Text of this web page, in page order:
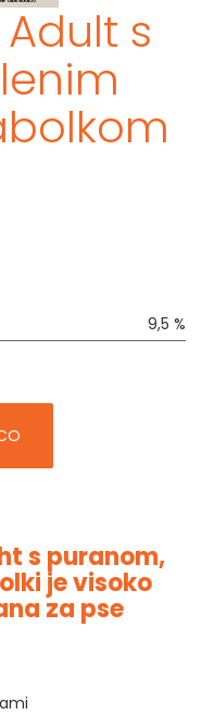
s
9,5 %
s puranom,
je visoko
za pse